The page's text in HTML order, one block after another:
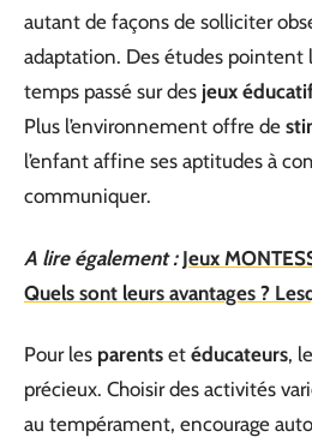
autant de façons de solliciter
adaptation. Des études
temps passé sur des jeux
Plus l’environnement offre de
l’enfant affine ses aptitudes à
communiquer.
A lire également : Jeux
Quels sont leurs avantages ?
Pour les parents et éducateurs,
précieux. Choisir des activités
au tempérament, encourage